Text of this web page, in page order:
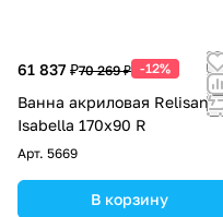
61 837 ₽70 269 ₽ -12%
Ванна акриловая Relisan
Isabella 170х90 R
Арт. 5669
В корзину